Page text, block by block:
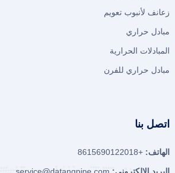
زعانف لأنبوب تعويم
مبادل حراري
المبادلات الحرارية
مبادل حراري للفرن
اتصل بنا
الهاتف: +8615690122018
البريد الالكترونى: service@datangpipe.com